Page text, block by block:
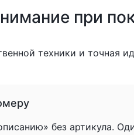
при
техники и точная
без артикула.